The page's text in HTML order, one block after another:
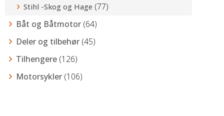
Stihl -Skog og Hage (77)
Båt og Båtmotor (64)
Deler og tilbehør (45)
Tilhengere (126)
Motorsykler (106)